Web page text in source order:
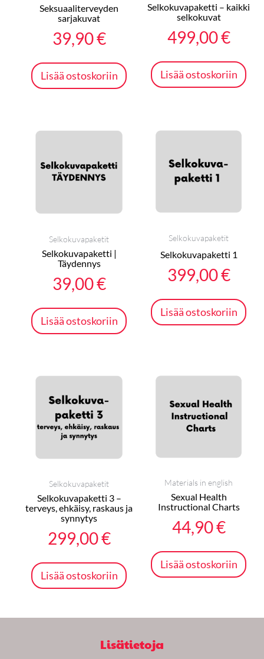
Seksuaaliterveyden
sarjakuvat
39,90€
Lisää ostoskoriin
Selkokuvapaketti – kaikki
selkokuvat
499,00€
Lisää ostoskoriin
Selkokuvapaketit
Selkokuvapaketti |
Täydennys
39,00€
Lisää ostoskoriin
Selkokuvapaketit
Selkokuvapaketti 1
399,00€
Lisää ostoskoriin
Selkokuvapaketit
Selkokuvapaketti 3 –
terveys, ehkäisy, raskaus ja
synnytys
299,00€
Lisää ostoskoriin
Materials in english
Sexual Health
Instructional Charts
44,90€
Lisää ostoskoriin
Lisätietoja